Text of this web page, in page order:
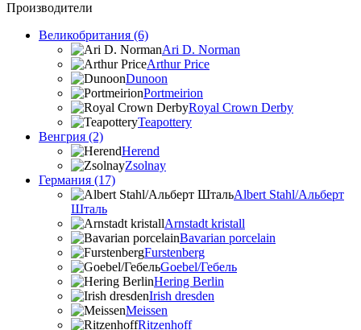
Производители
Великобритания (6)
Ari D. Norman
Arthur Price
Dunoon
Portmeirion
Royal Crown Derby
Teapottery
Венгрия (2)
Herend
Zsolnay
Германия (17)
Albert Stahl/Альбеpт
Шталь
Arnstadt kristall
Bavarian porcelain
Furstenberg
Goebel/Гебель
Hering Berlin
Irish dresden
Meissen
Ritzenhoff